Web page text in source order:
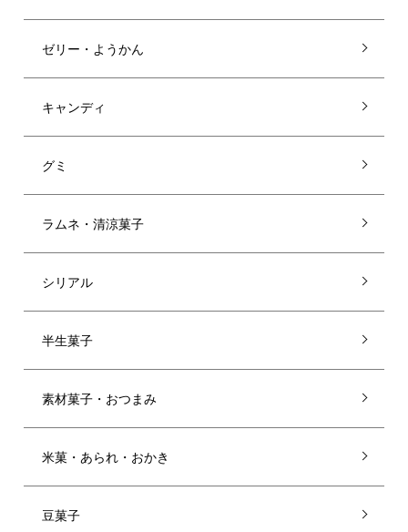
ゼリー・ようかん
キャンディ
グミ
ラムネ・清涼菓子
シリアル
半生菓子
素材菓子・おつまみ
米菓・あられ・おかき
豆菓子